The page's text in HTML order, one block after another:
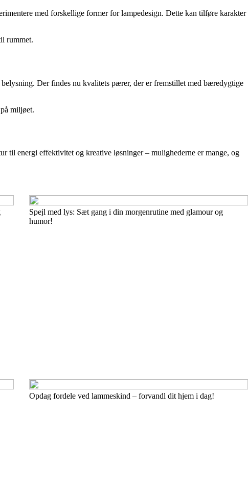
med forskellige former for lampedesign. Dette kan tilføre karakter
rummet.
Der findes nu kvalitets pærer, der er fremstillet med bæredygtige
miljøet.
til energi effektivitet og kreative løsninger – mulighederne er mange, og
Spejl med lys: Sæt gang i din morgenrutine med glamour og
humor!
Opdag fordele ved lammeskind – forvandl dit hjem i dag!